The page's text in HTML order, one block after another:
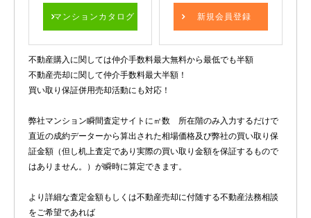
マンションカタログ 新規会員登録
不動産購入に関しては仲介手数料最大無料から最低でも半額
不動産売却に関して仲介手数料最大半額！
買い取り保証併用売却活動にも対応！
弊社マンション瞬間査定サイトに㎡数 所在階のみ入力するだけで
直近の成約データーから算出された相場価格及び弊社の買い取り保
証金額（但し机上査定であり実際の買い取り金額を保証するもので
はありません。）が瞬時に算定できます。
より詳細な査定金額もしくは不動産売却に付随する不動産法務相談
をご希望であれば